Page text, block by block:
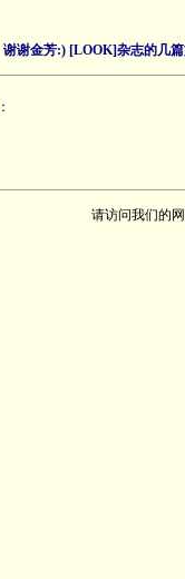
谢谢金芳:) [LOOK]杂志的几
：
请访问我们的